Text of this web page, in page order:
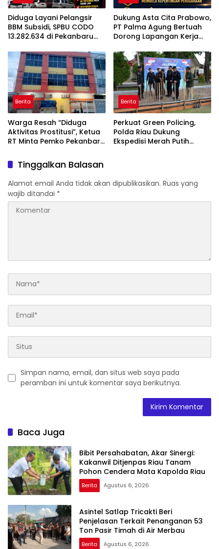
Diduga Layani Pelangsir
BBM Subsidi, SPBU CODO
13.282.634 di Pekanbaru
Dukung Asta Cita Prabowo,
PT Palma Agung Bertuah
Dorong Lapangan Kerja
Berita
Warga Resah “Diduga
Aktivitas Prostitusi”, Ketua
RT Minta Pemko Pekanbaru
Aktivitas Z Homestay di
Jalan Tanjung Datuk
Berita
Perkuat Green Policing,
Polda Riau Dukung
Ekspedisi Merah Putih
Tinggalkan Balasan
Alamat email Anda tidak akan dipublikasikan. Ruas yang
wajib ditandai *
Simpan nama, email, dan situs web saya pada
peramban ini untuk komentar saya berikutnya.
Baca Juga
Bibit Persahabatan, Akar Sinergi:
Kakanwil Ditjenpas Riau Tanam
Pohon Cendera Mata Kapolda Riau
Berita Agustus 6, 2026
Asintel Satlap Tricakti Beri
Penjelasan Terkait Penanganan 53
Ton Pasir Timah di Air Merbau
Berita Agustus 6, 2026